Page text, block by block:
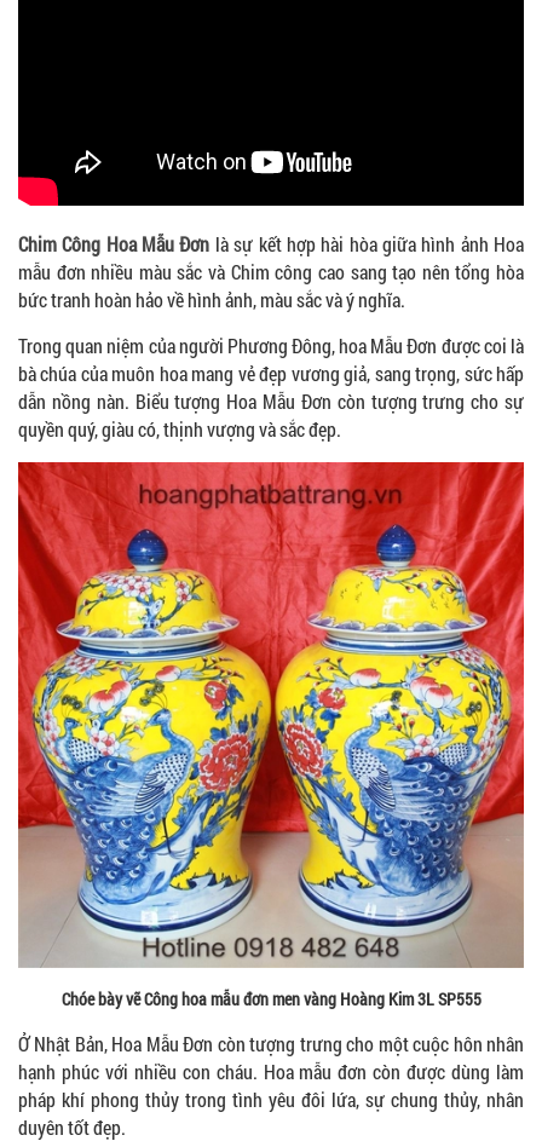
Chim Công Hoa Mẫu Đơn là sự kết hợp hài hòa giữa hình ảnh Hoa
mẫu đơn nhiều màu sắc và Chim công cao sang tạo nên tổng hòa
bức tranh hoàn hảo về hình ảnh, màu sắc và ý nghĩa.
Trong quan niệm của người Phương Đông, hoa Mẫu Đơn được coi là
bà chúa của muôn hoa mang vẻ đẹp vương giả, sang trọng, sức hấp
dẫn nồng nàn. Biểu tượng Hoa Mẫu Đơn còn tượng trưng cho sự
quyền quý, giàu có, thịnh vượng và sắc đẹp.
Chóe bày vẽ Công hoa mẫu đơn men vàng Hoàng Kim 3L SP555
Ở Nhật Bản, Hoa Mẫu Đơn còn tượng trưng cho một cuộc hôn nhân
hạnh phúc với nhiều con cháu. Hoa mẫu đơn còn được dùng làm
pháp khí phong thủy trong tình yêu đôi lứa, sự chung thủy, nhân
duyên tốt đẹp.